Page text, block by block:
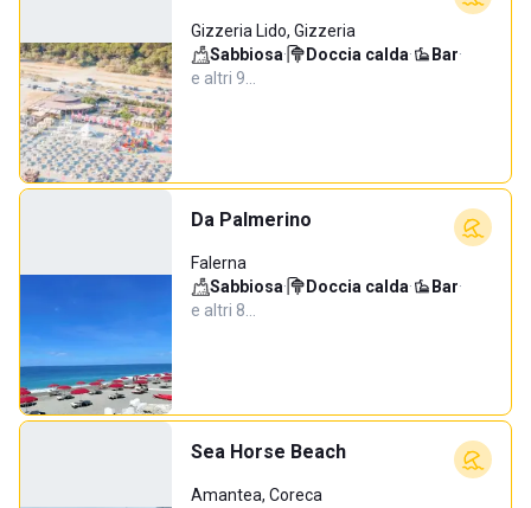
Gizzeria Lido, Gizzeria
Sabbiosa· Doccia calda· Bar·
e altri 9…
Da Palmerino
Falerna
Sabbiosa· Doccia calda· Bar·
e altri 8…
Sea Horse Beach
Amantea, Coreca